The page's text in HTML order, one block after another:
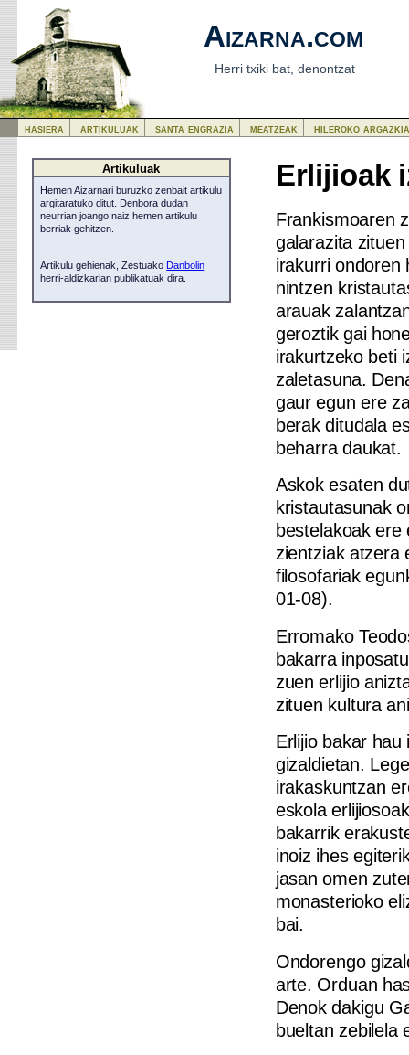
Aizarna.com
Herri txiki bat, denontzat
Erlijioak
Frankismoaren
galarazita
irakurri ondoren
nintzen
arauak
geroztik gai
irakurtzeko beti
zaletasuna.
gaur egun ere
berak ditudala
beharra daukat.
Askok esaten
kristautasunak
bestelakoak ere
zientziak atzera
filosofariak
01-08).
Erromako
bakarra
zuen erlijio
zituen kultura
Erlijio bakar
gizaldietan.
irakaskuntzan
eskola
bakarrik
inoiz ihes
jasan omen
monasterioko
bai.
Ondorengo
arte. Orduan
Denok dakigu
bueltan zebilela
Artikuluak
Hemen Aizarnari buruzko zenbait artikulu
argitaratuko ditut. Denbora dudan
neurrian joango naiz hemen artikulu
berriak gehitzen.
Artikulu gehienak, Zestuako Danbolin
herri-aldizkarian publikatuak dira.
hasiera artikuluak santa engrazia meatzeak hileroko